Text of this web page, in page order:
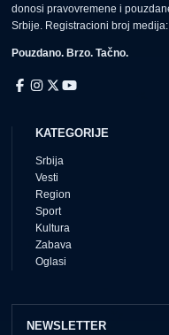
donosi pravovremene i
Srbije. Registracioni broj
Pouzdano. Brzo. Tačno.
KATEGORIJE
Srbija
Vesti
Region
Sport
Kultura
Zabava
Oglasi
NEWSLETTER